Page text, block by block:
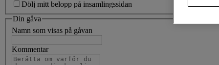
Dölj mitt belopp på insamlingssidan
Din gåva
Namn som visas på gåvan
Kommentar